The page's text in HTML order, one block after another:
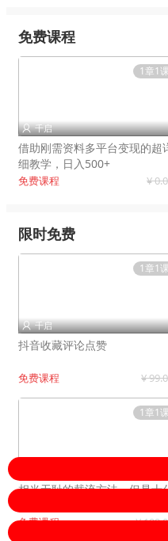
免费课程
1章1课
 千启
借助刚需资料多平台变现的超
细教学，日入500+
免费课程 ¥
限时免费
1章1课
 千启
抖音收藏评论点赞
免费课程 ¥
1章1课
相当无耻的截流方法，但是十
免费课程 ¥